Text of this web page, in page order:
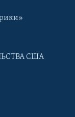
США